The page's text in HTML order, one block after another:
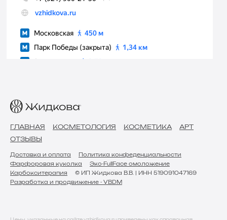
ГЛАВНАЯ КОСМЕТОЛОГИЯ КОСМЕТИКА
АРТ
ОТЗЫВЫ
Доставка и оплата
Политика конфеденциальности
Фарфоровая куколка
Эко-FullFace омоложение
Карбокситерапия
© ИП Жидкова В.В. | ИНН 519091047169
Разработка и продвижение - VBDM